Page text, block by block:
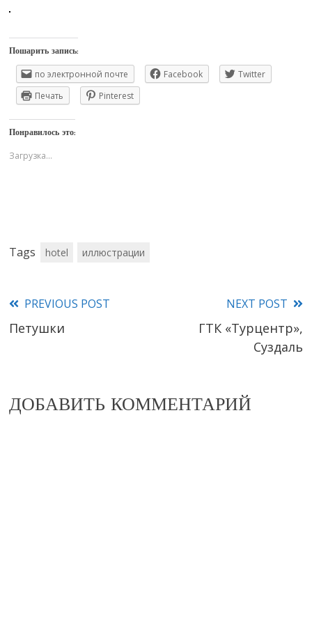
Пошарить запись:
по электронной почте Facebook
Twitter
Печать
Pinterest
Понравилось это:
Загрузка...
Tags hotel иллюстрации
Read
more
PREVIOUS POST
Петушки
NEXT POST
ГТК «Турцентр»,
Суздаль
ДОБАВИТЬ КОММЕНТАРИЙ